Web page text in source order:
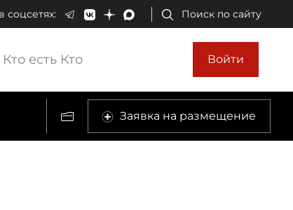
соцсетях: Поиск по сайту
Кто есть Кто Войти
Заявка на размещение